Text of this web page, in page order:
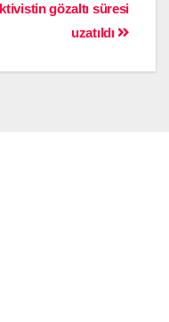
gözaltı süresi
uzatıldı